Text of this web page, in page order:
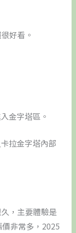
好看。
金字塔區。
拉金字塔內部
，主要體驗是
非常多，2025